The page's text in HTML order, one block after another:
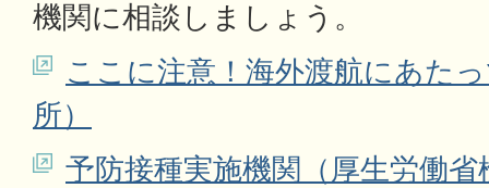
機関に相談しましょう。
ここに注意！海外渡航にあた
所）
予防接種実施機関（厚生労働省